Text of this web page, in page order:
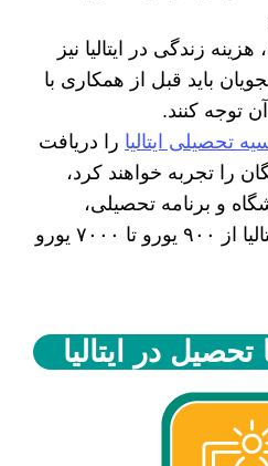
زندگی در ایتالیا نیز
باید قبل از همکاری با
توجه کنند.
تحصیلی ایتالیا را دریافت
را تجربه خواهند کرد،
و برنامه تحصیلی،
سطح شهریه دانشگاه ایتالیا از ۹۰۰ یورو تا ۷۰۰۰ یورو
در ایتالیا